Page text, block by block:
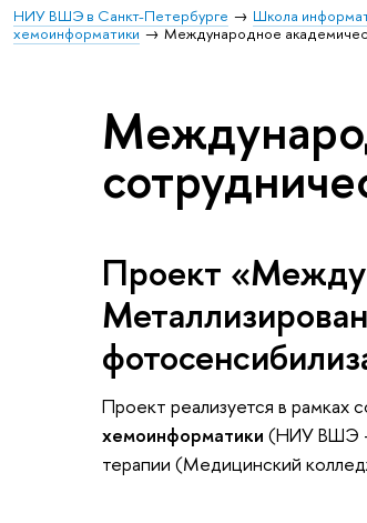
НИУ ВШЭ в Санкт-Петербурге Школа
хемоинформатики
Международное
Проект
Проект реализуется в рамках
хемоинформатики (НИУ ВШЭ -
терапии (Медицинский